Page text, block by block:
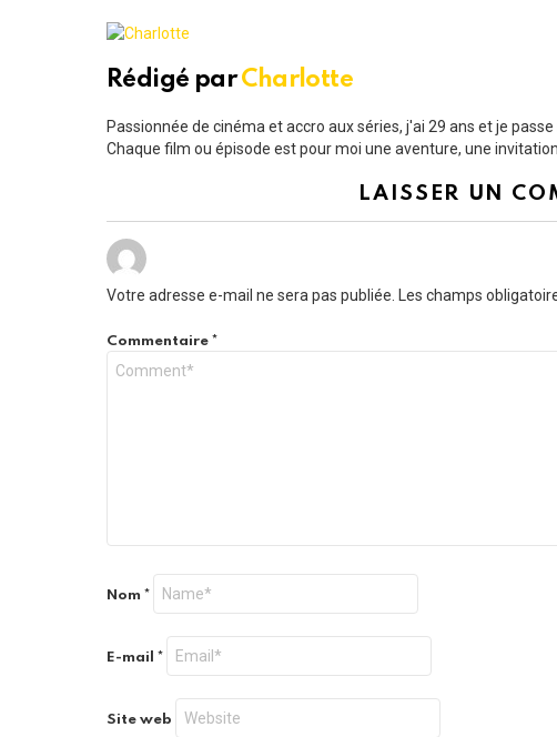
Rédigé parCharlotte
Passionnée de cinéma et accro aux séries, j'ai 29 ans et je
Chaque film ou épisode est pour moi une aventure, une
LAISSER UN
Votre adresse e-mail ne sera pas publiée. Les champs
Commentaire *
Nom *
E-mail *
Site web